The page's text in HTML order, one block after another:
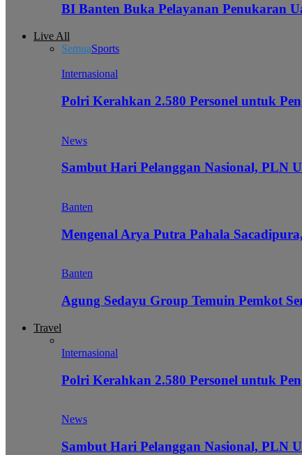
BI Banten Buka Pelayanan Penukaran
Live All
SemuaSports
Internasional
Polri Kerahkan 2.580 Personel untuk
News
Sambut Hari Pelanggan Nasional, PLN
Banten
Mengenal Arya Putra Pahala
Banten
Agung Sedayu Group Temuin Pemkot
Travel
Internasional
Polri Kerahkan 2.580 Personel untuk
News
Sambut Hari Pelanggan Nasional, PLN